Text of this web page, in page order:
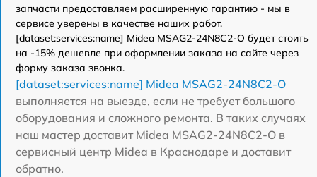
запчасти предоставляем расширенную гарантию - мы в
сервисе уверены в качестве наших работ.
[dataset:services:name] Midea MSAG2-24N8C2-O будет стоить
на -15% дешевле при оформлении заказа на сайте через
форму заказа звонка.
[dataset:services:name] Midea MSAG2-24N8C2-O
выполняется на выезде, если не требует большого
оборудования и сложного ремонта. В таких случаях
наш мастер доставит Midea MSAG2-24N8C2-O в
сервисный центр Midea в Краснодаре и доставит
обратно.